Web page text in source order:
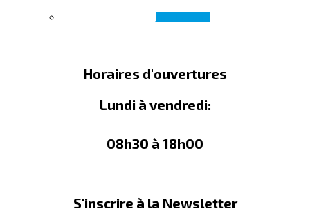
Horaires d'ouvertures
Lundi à vendredi:
08h30 à 18h00
S'inscrire à la Newsletter